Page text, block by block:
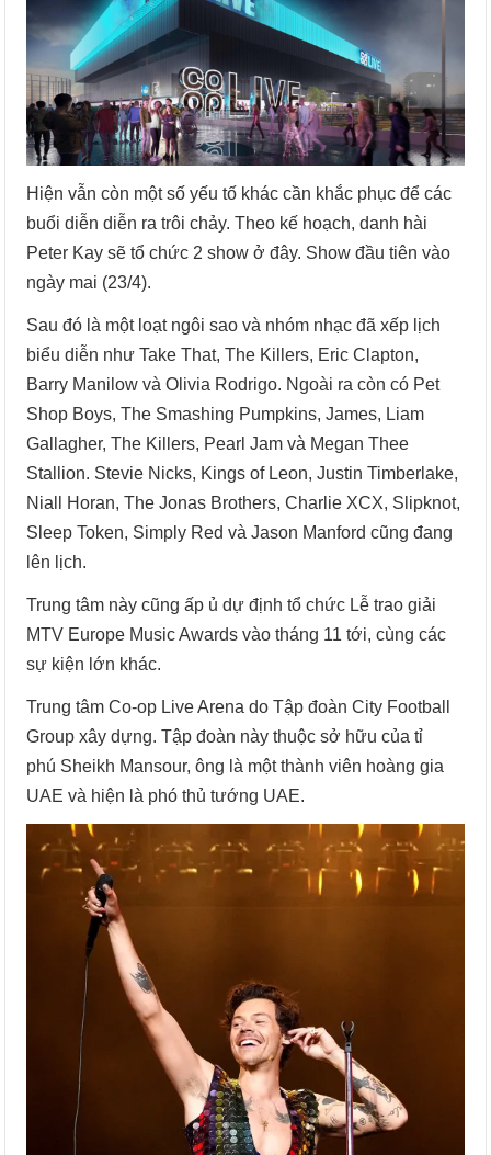
Hiện vẫn còn một số yếu tố khác cần khắc phục để các
buổi diễn diễn ra trôi chảy. Theo kế hoạch, danh hài
Peter Kay sẽ tổ chức 2 show ở đây. Show đầu tiên vào
ngày mai (23/4).
Sau đó là một loạt ngôi sao và nhóm nhạc đã xếp lịch
biểu diễn như Take That, The Killers, Eric Clapton,
Barry Manilow và Olivia Rodrigo. Ngoài ra còn có Pet
Shop Boys, The Smashing Pumpkins, James, Liam
Gallagher, The Killers, Pearl Jam và Megan Thee
Stallion. Stevie Nicks, Kings of Leon, Justin Timberlake,
Niall Horan, The Jonas Brothers, Charlie XCX, Slipknot,
Sleep Token, Simply Red và Jason Manford cũng đang
lên lịch.
Trung tâm này cũng ấp ủ dự định tổ chức Lễ trao giải
MTV Europe Music Awards vào tháng 11 tới, cùng các
sự kiện lớn khác.
Trung tâm Co-op Live Arena do Tập đoàn City Football
Group xây dựng. Tập đoàn này thuộc sở hữu của tỉ
phú Sheikh Mansour, ông là một thành viên hoàng gia
UAE và hiện là phó thủ tướng UAE.